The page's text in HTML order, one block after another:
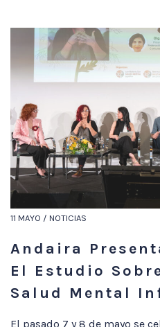
11 MAYO / NOTICIAS
Andaira
El Estudio
Salud Mental
El pasado 7 y 8 de mayo se